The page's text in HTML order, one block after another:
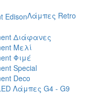
Λάμπες Retro
Διάφανες
Μελί
Φιμέ
Special
Deco
Λάμπες G4 - G9